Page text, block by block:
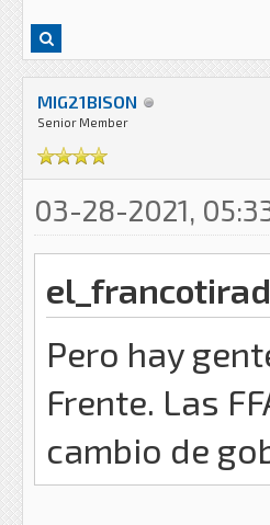
MIG21BISON
Senior Member
03-28-2021,
Pero hay
Frente. Las
cambio de